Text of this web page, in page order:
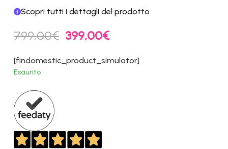
Scopri tutti i dettagli del prodotto
799,00€ Il
prezzo
originale
era:
399,00€Il
attuale
è:
[findomestic_product_simulator]
Esaurito